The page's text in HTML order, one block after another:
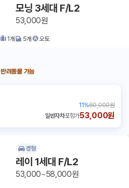
모닝 3세대 F/L2
53,000원
1개 5개 오토
반려동물 가능
11 %60,000원
일반자차포함가53,000원
경형
레이 1세대 F/L2
53,000~58,000원